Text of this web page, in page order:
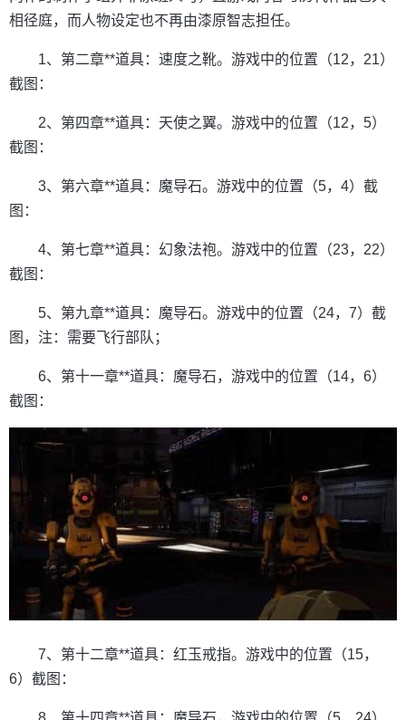
相径庭，而人物设定也不再由漆原智志担任。
1、第二章**道具：速度之靴。游戏中的位置（12，21）
截图：
2、第四章**道具：天使之翼。游戏中的位置（12，5）
截图：
3、第六章**道具：魔导石。游戏中的位置（5，4）截
图：
4、第七章**道具：幻象法袍。游戏中的位置（23，22）
截图：
5、第九章**道具：魔导石。游戏中的位置（24，7）截
图，注：需要飞行部队；
6、第十一章**道具：魔导石，游戏中的位置（14，6）
截图：
7、第十二章**道具：红玉戒指。游戏中的位置（15，
6）截图：